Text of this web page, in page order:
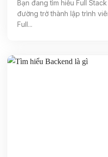
Bạn đang tìm hiểu Full
đường trở thành lập trình
Full...